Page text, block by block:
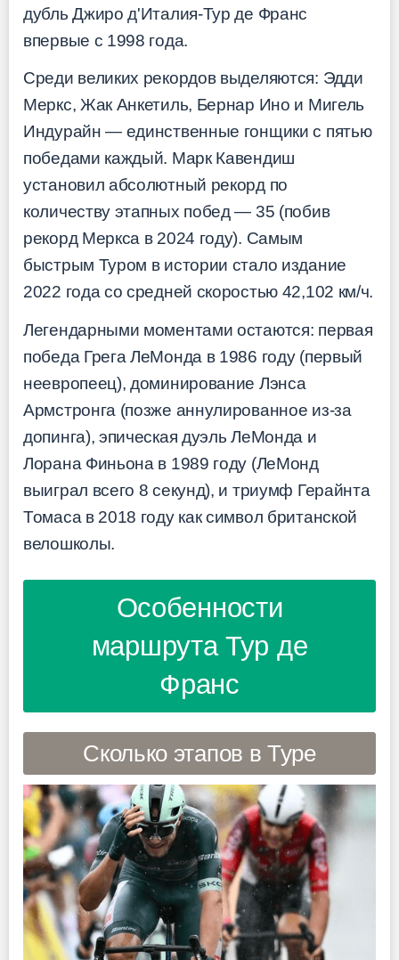
дубль Джиро д'Италия-Тур де Франс
впервые с 1998 года.
Среди великих рекордов выделяются: Эдди
Меркс, Жак Анкетиль, Бернар Ино и Мигель
Индурайн — единственные гонщики с пятью
победами каждый. Марк Кавендиш
установил абсолютный рекорд по
количеству этапных побед — 35 (побив
рекорд Меркса в 2024 году). Самым
быстрым Туром в истории стало издание
2022 года со средней скоростью 42,102 км/ч.
Легендарными моментами остаются: первая
победа Грега ЛеМонда в 1986 году (первый
неевропеец), доминирование Лэнса
Армстронга (позже аннулированное из-за
допинга), эпическая дуэль ЛеМонда и
Лорана Финьона в 1989 году (ЛеМонд
выиграл всего 8 секунд), и триумф Герайнта
Томаса в 2018 году как символ британской
велошколы.
Особенности
маршрута Тур де
Франс
Сколько этапов в Туре